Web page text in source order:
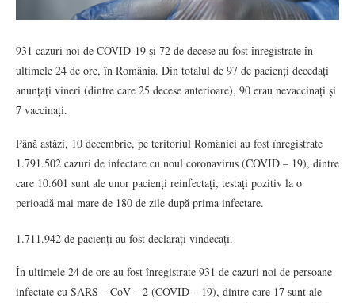
931 cazuri noi de COVID-19 și 72 de decese au fost înregistrate în
ultimele 24 de ore, în România. Din totalul de 97 de pacienți decedați
anunțați vineri (dintre care 25 decese anterioare), 90 erau nevaccinați și
7 vaccinați.
Până astăzi, 10 decembrie, pe teritoriul României au fost înregistrate
1.791.502 cazuri de infectare cu noul coronavirus (COVID – 19), dintre
care 10.601 sunt ale unor pacienți reinfectați, testați pozitiv la o
perioadă mai mare de 180 de zile după prima infectare.
1.711.942 de pacienți au fost declarați vindecați.
În ultimele 24 de ore au fost înregistrate 931 de cazuri noi de persoane
infectate cu SARS – CoV – 2 (COVID – 19), dintre care 17 sunt ale